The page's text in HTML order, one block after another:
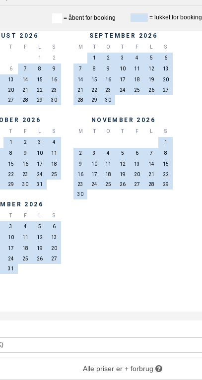
= åbent for booking = lukket for booking
2026
T F
S
1
2
6 7 8
9
13 14 15
16
20 21 22
23
27 28 29
30
SEPTEMBER 2026
M T O T F
S
1
2 3 4 5
6
7
8 9 10 11 12
13
14
15 16 17 18 19
20
21
22 23 24 25 26
27
28
29 30
2026
T F
S
1
2 3
4
8 9 10
11
15 16 17
18
22 23 24
25
29 30 31
NOVEMBER 2026
M T O T F
S
1
2
3 4 5 6 7
8
9
10 11 12 13 14
15
16
17 18 19 20 21
22
23
24 25 26 27 28
29
30
2026
T F
S
3 4 5
6
10 11 12
13
17 18 19
20
24 25 26
27
31
Alle priser er + forbrug